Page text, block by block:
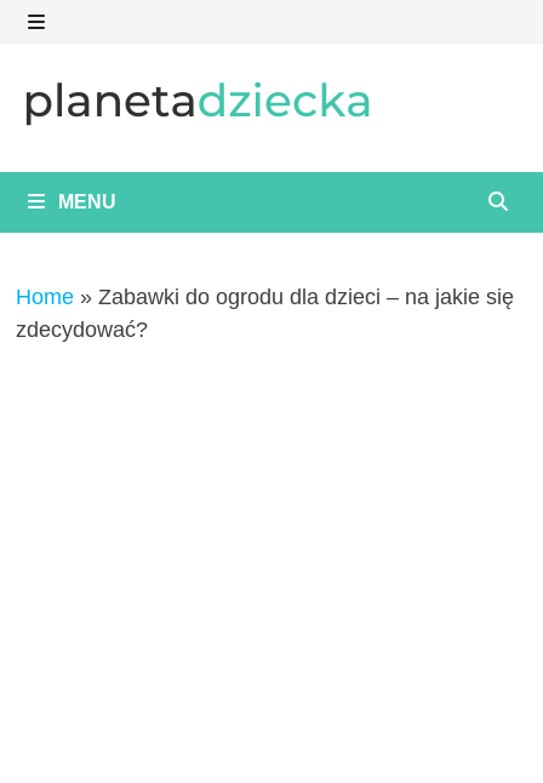
Skip
content
MENU
Home »Zabawki do ogrodu dla dzieci – na jakie się
zdecydować?